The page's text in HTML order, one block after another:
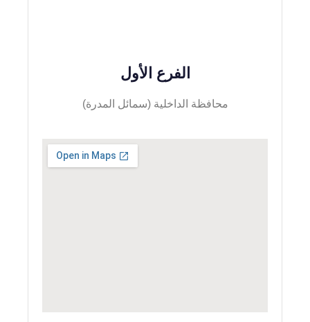
الفرع الأول
محافظة الداخلية (سمائل المدرة)